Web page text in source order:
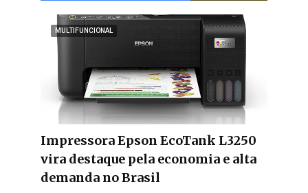
MULTIFUNCIONAL
Impressora Epson EcoTank L3250
vira destaque pela economia e alta
demanda no Brasil